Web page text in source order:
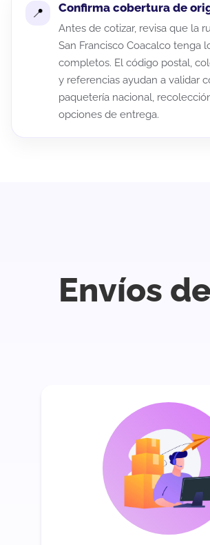
Confirma cobertura de
Antes de cotizar, revisa que la
San Francisco Coacalco tenga
completos. El código postal,
y referencias ayudan a validar
paquetería nacional,
opciones de entrega.
Envíos